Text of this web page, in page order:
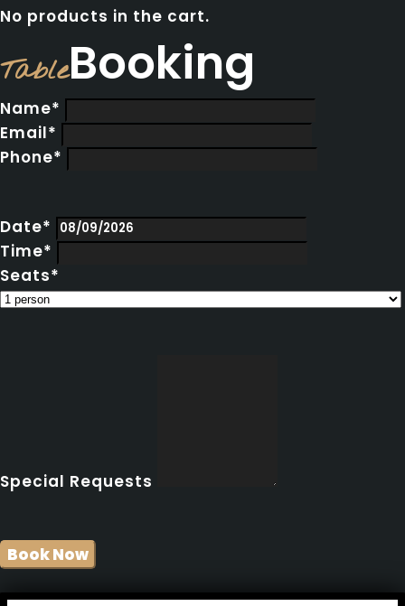
No products in the cart.
TableBooking
Name*
Email*
Phone*
Date*
Time*
Seats*
Special Requests